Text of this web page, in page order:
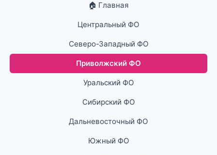
🏠 Главная
Центральный ФО
Северо-Западный ФО
Приволжский ФО
Уральский ФО
Сибирский ФО
Дальневосточный ФО
Южный ФО